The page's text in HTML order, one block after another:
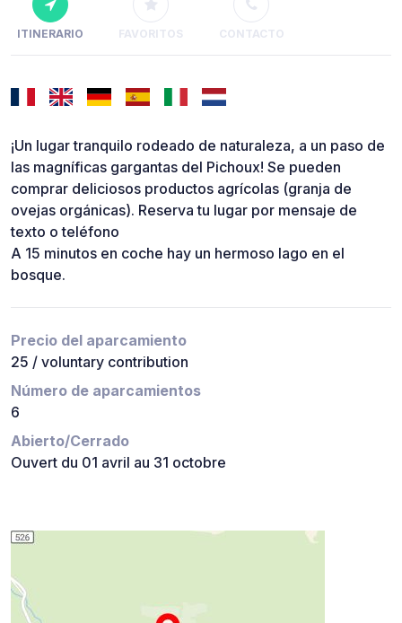
ITINERARIO FAVORITOS CONTACTO
¡Un lugar tranquilo rodeado de naturaleza, a un paso de
las magníficas gargantas del Pichoux! Se pueden
comprar deliciosos productos agrícolas (granja de
ovejas orgánicas). Reserva tu lugar por mensaje de
texto o teléfono
A 15 minutos en coche hay un hermoso lago en el
bosque.
Precio del aparcamiento
25 / voluntary contribution
Número de aparcamientos
6
Abierto/Cerrado
Ouvert du 01 avril au 31 octobre